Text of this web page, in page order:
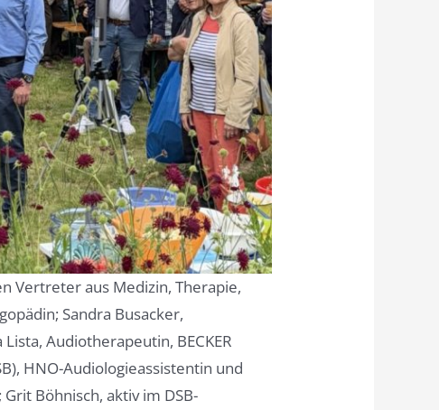
Vertreter aus Medizin, Therapie,
Sandra Busacker,
Audiotherapeutin, BECKER
HNO-Audiologieassistentin und
Böhnisch, aktiv im DSB-